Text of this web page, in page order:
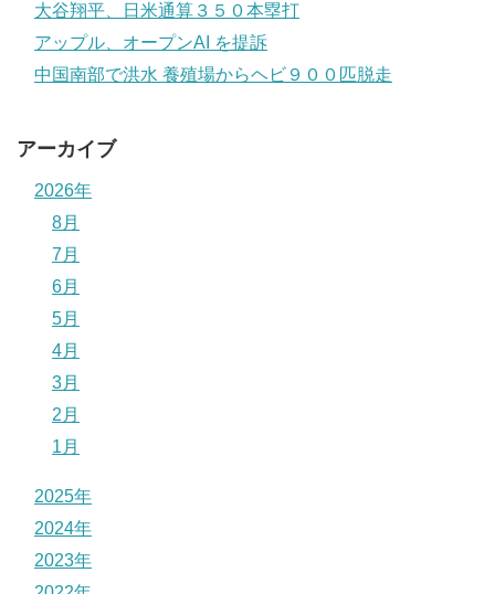
大谷翔平、日米通算３５０本塁打
アップル、オープンAI を提訴
中国南部で洪水 養殖場からヘビ９００匹脱走
アーカイブ
2026年
8月
7月
6月
5月
4月
3月
2月
1月
2025年
2024年
2023年